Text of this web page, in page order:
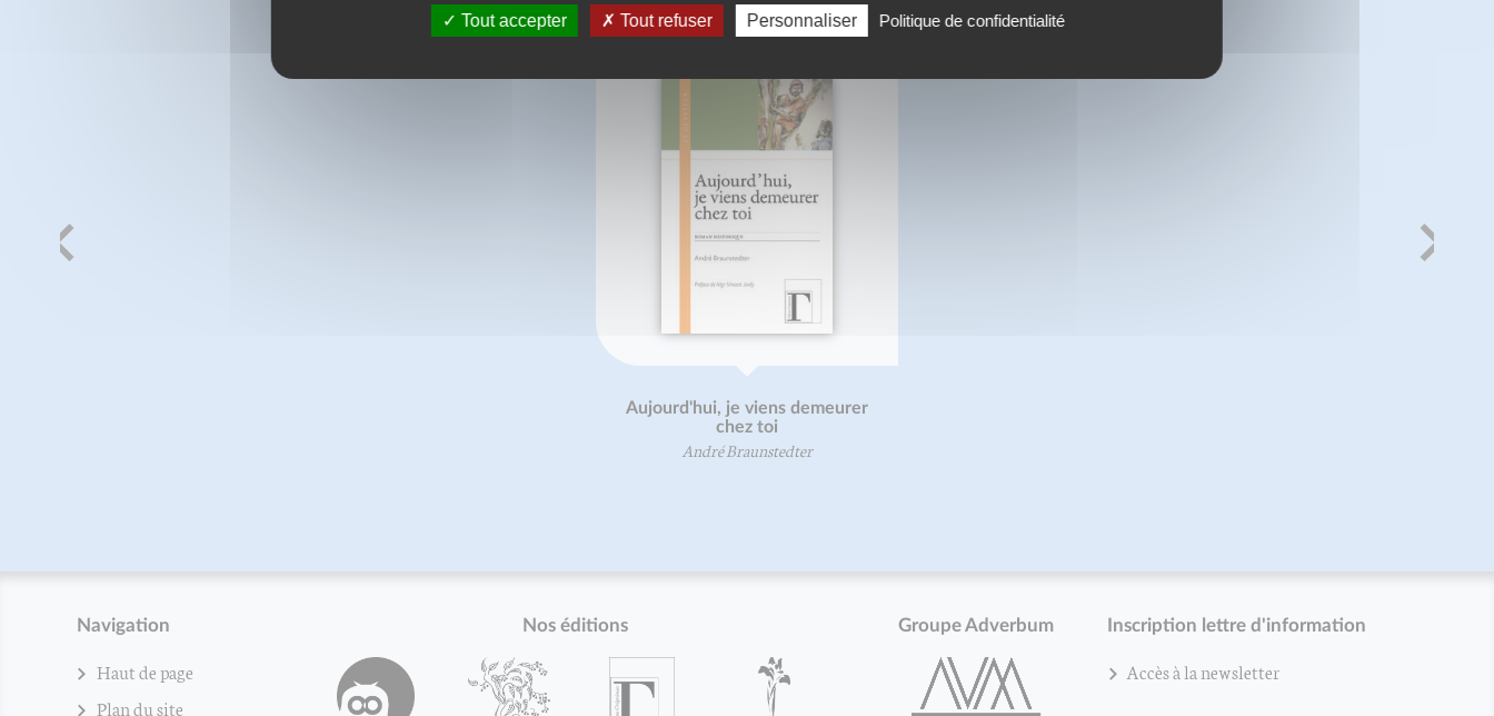
Aujourd'hui, je viens demeurer
chez toi
André Braunstedter
Navigation
Haut de page
Plan du site
Nos éditions Groupe Adverbum Inscription lettre d'information
Accès à la newsletter
Tout accepter Tout refuser Personnaliser Politique de confidentialité